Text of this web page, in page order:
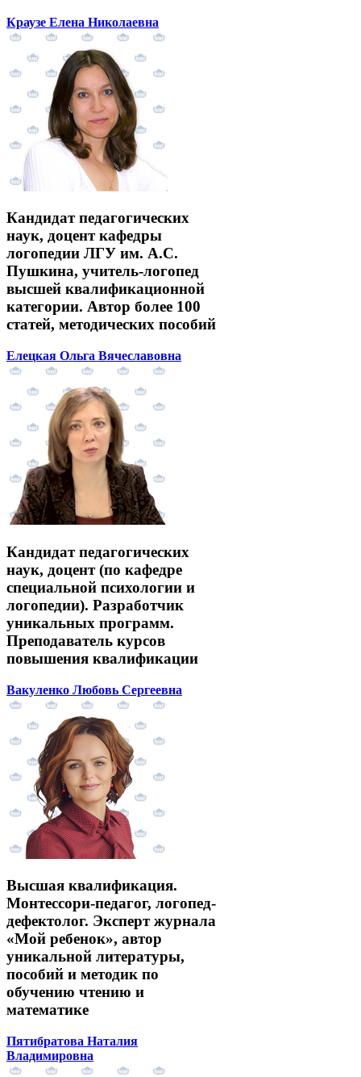
Краузе Елена Николаевна
Кандидат педагогических
наук, доцент кафедры
логопедии ЛГУ им. А.С.
Пушкина, учитель-логопед
высшей квалификационной
категории. Автор более 100
статей, методических пособий
Елецкая Ольга Вячеславовна
Кандидат педагогических
наук, доцент (по кафедре
специальной психологии и
логопедии). Разработчик
уникальных программ.
Преподаватель курсов
повышения квалификации
Вакуленко Любовь Сергеевна
Высшая квалификация.
Монтессори-педагог, логопед-
дефектолог. Эксперт журнала
«Мой ребенок», автор
уникальной литературы,
пособий и методик по
обучению чтению и
математике
Пятибратова Наталия
Владимировна